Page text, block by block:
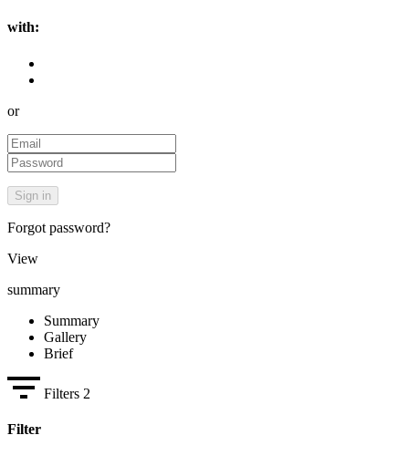
with:
or
Forgot password?
View
summary
Summary
Gallery
Brief
Filters 2
Filter